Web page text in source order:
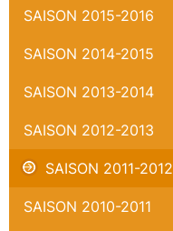
SAISON 2015-2016
SAISON 2014-2015
SAISON 2013-2014
SAISON 2012-2013
SAISON 2011-2012
SAISON 2010-2011